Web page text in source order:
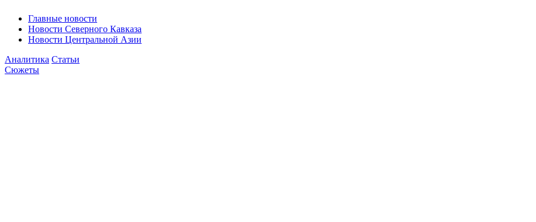
Главные новости
Новости Северного Кавказа
Новости Центральной Азии
Аналитика Статьи
Сюжеты